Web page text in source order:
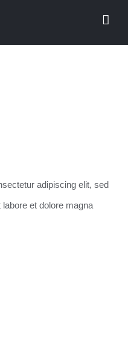
adipiscing elit, sed
et dolore magna